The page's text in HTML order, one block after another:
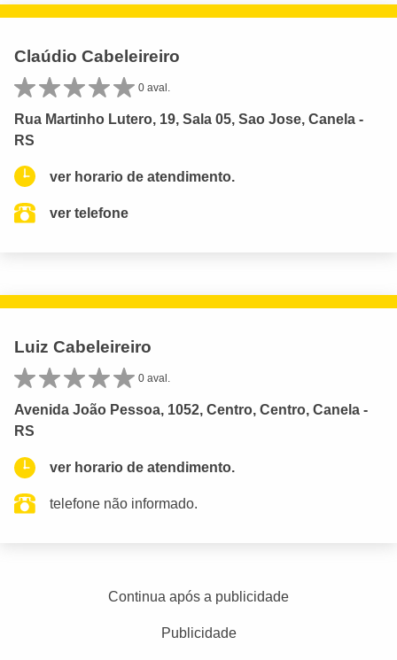
Claúdio Cabeleireiro
0 aval.
Rua Martinho Lutero, 19, Sala 05, Sao Jose, Canela -
RS
ver horario de atendimento.
ver telefone
Luiz Cabeleireiro
0 aval.
Avenida João Pessoa, 1052, Centro, Centro, Canela -
RS
ver horario de atendimento.
telefone não informado.
Continua após a publicidade
Publicidade